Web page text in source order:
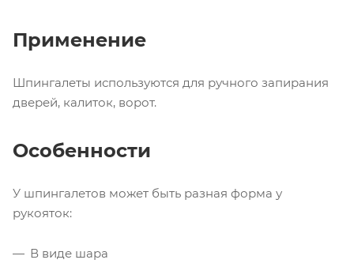
Применение
Шпингалеты используются для ручного запирания
дверей, калиток, ворот.
Особенности
У шпингалетов может быть разная форма у
рукояток:
В виде шара